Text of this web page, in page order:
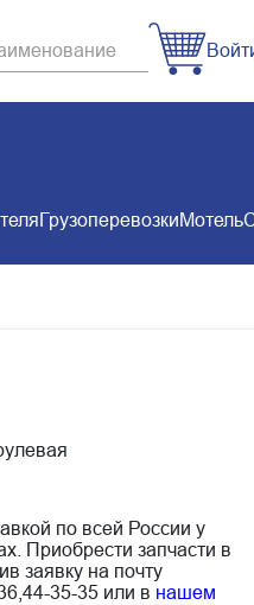
ГрузоперевозкиМотель
по всей России у
Приобрести запчасти в
заявку на почту
35-35 или в нашем